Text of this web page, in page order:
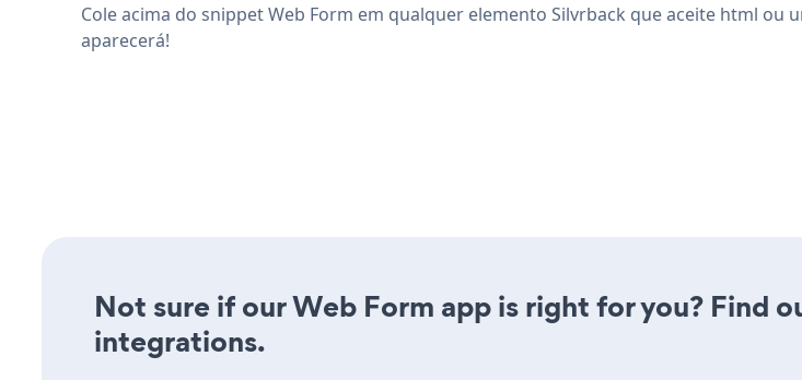
Cole acima do snippet Web Form em qualquer elemento Silvrback que aceite html ou
aparecerá!
Not sure if our Web Form app is right for you? Find
integrations.